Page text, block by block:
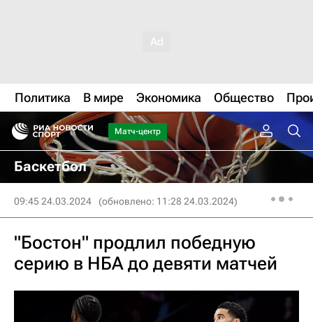
Политика В мире Экономика Общество
Матч-центр
Баскетбол
09:45 24.03.2024 (обновлено: 11:28 24.03.2024)
"Бостон" продлил победную
серию в НБА до девяти матчей